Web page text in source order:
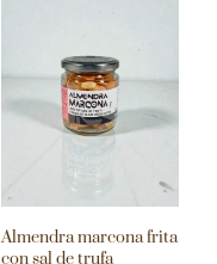
Almendra marcona frita
con sal de trufa